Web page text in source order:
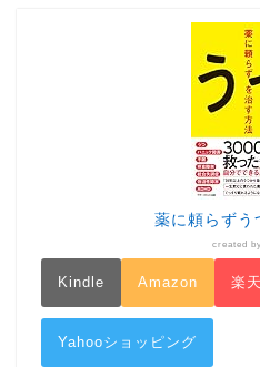
薬に頼らずう
created by
Kindle Amazon 楽
Yahooショッピング